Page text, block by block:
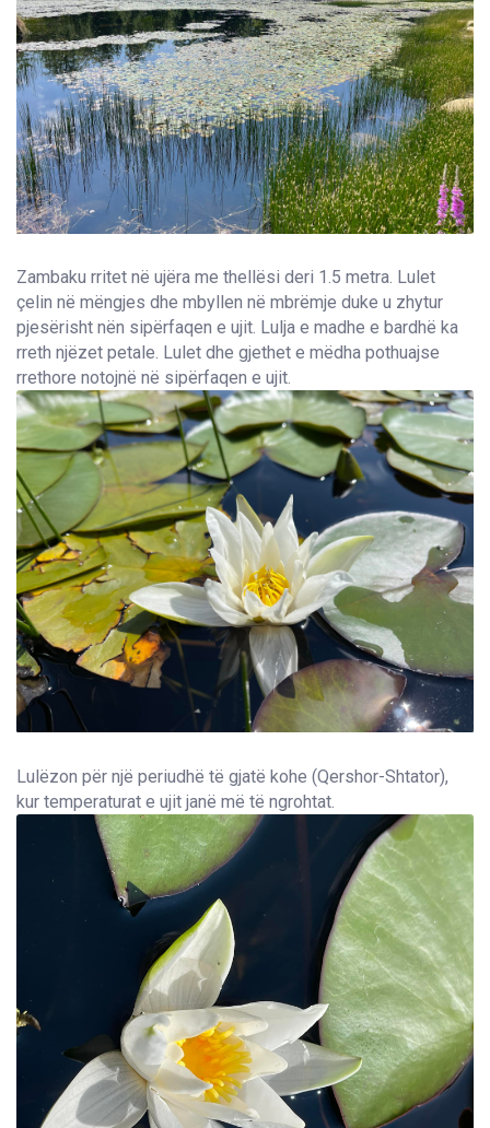
Zambaku rritet në ujëra me thellësi deri 1.5 metra. Lulet
çelin në mëngjes dhe mbyllen në mbrëmje duke u zhytur
pjesërisht nën sipërfaqen e ujit. Lulja e madhe e bardhë ka
rreth njëzet petale. Lulet dhe gjethet e mëdha pothuajse
rrethore notojnë në sipërfaqen e ujit.
Lulëzon për një periudhë të gjatë kohe (Qershor-Shtator),
kur temperaturat e ujit janë më të ngrohtat.